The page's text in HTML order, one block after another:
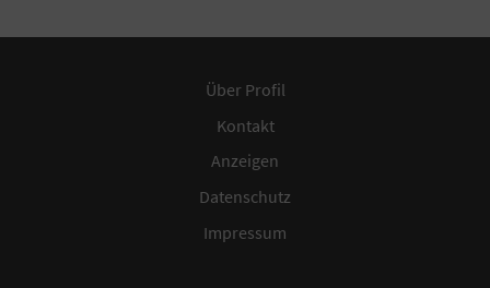
Über Profil
Kontakt
Anzeigen
Datenschutz
Impressum